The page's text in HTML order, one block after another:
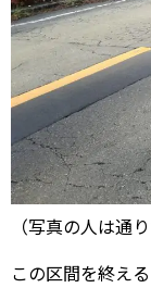
（写真の人は通
この区間を終え